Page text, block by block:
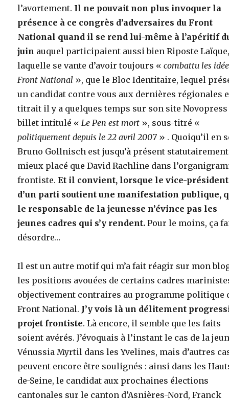
l’avortement. Il ne pouvait non plus invoquer la
présence à ce congrès d’adversaires du Front
National quand il se rend lui-même à l’apéritif
juin auquel participaient aussi bien Riposte
laquelle se vante d’avoir toujours «combattu les
Front National », que le Bloc Identitaire, lequel
un candidat contre vous aux dernières régionales
titrait il y a quelques temps sur son site
billet intitulé «Le Pen est mort », sous-titré «
politiquement depuis le 22 avril 2007 » . Quoiqu’il en
Bruno Gollnisch est jusqu’à présent statutairement
mieux placé que David Rachline dans
frontiste.Et il convient, lorsque le vice-président
d’un parti soutient une manifestation publique,
le responsable de la jeunesse n’évince pas les
jeunes cadres qui s’y rendent. Pour le moins, ça
désordre…
Il est un autre motif qui m’a fait réagir sur mon
les positions avouées de certains cadres
objectivement contraires au programme politique
Front National. J’y vois là un délitement
projet frontiste. Là encore, il semble que les faits
soient avérés. J’évoquais à l’instant le cas de la
Vénussia Myrtil dans les Yvelines, mais d’autres
peuvent encore être soulignés : ainsi dans les
de-Seine, le candidat aux prochaines élections
cantonales sur le canton d’Asnières-Nord, Franck